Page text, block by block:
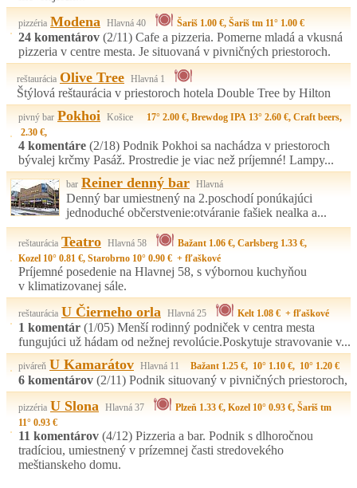
pizzéria Modena Hlavná 40 Šariš 1.00 €, Šariš tm 11° 1.00 €
24 komentárov (2/11) Cafe a pizzeria. Pomerne mladá a vkusná
pizzeria v centre mesta. Je situovaná v pivničných priestoroch.
reštaurácia Olive Tree Hlavná 1
Štýlová reštaurácia v priestoroch hotela Double Tree by Hilton
pivný bar Pokhoi Košice
17° 2.00 €, Brewdog IPA 13° 2.60 €, Craft beers,
2.30 €,
4 komentáre (2/18) Podnik Pokhoi sa nachádza v priestoroch
bývalej krčmy Pasáž. Prostredie je viac než príjemné! Lampy...
bar Reiner denný bar Hlavná
Denný bar umiestnený na 2.poschodí ponúkajúci
jednoduché občerstvenie:otváranie fašiek nealka a...
reštaurácia Teatro Hlavná 58
Bažant 1.06 €, Carlsberg 1.33 €,
Kozel 10° 0.81 €, Starobrno 10° 0.90 € + fľaškové
Príjemné posedenie na Hlavnej 58, s výbornou kuchyňou
v klimatizovanej sále.
reštaurácia U Čierneho orla Hlavná 25 Kelt 1.08 € + fľaškové
1 komentár (1/05) Menší rodinný podniček v centra mesta
fungujúci už hádam od nežnej revolúcie.Poskytuje stravovanie v...
piváreň U Kamarátov Hlavná 11 Bažant 1.25 €, 10° 1.10 €, 10° 1.20 €
6 komentárov (2/11) Podnik situovaný v pivničných priestoroch,
pizzéria U Slona Hlavná 37
Plzeň 1.33 €, Kozel 10° 0.93 €, Šariš tm
11° 0.93 €
11 komentárov (4/12) Pizzeria a bar. Podnik s dlhoročnou
tradíciou, umiestnený v prízemnej časti stredovekého
meštianskeho domu.